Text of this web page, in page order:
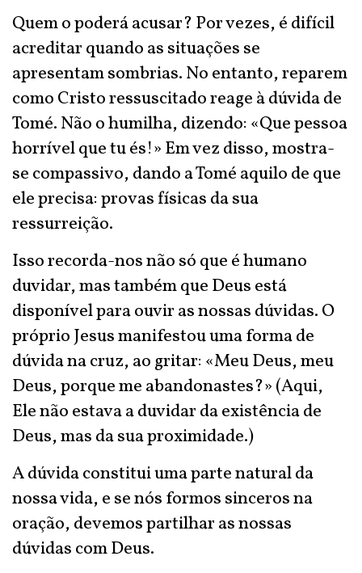
Quem o poderá acusar? Por vezes, é difícil
acreditar quando as situações se
apresentam sombrias. No entanto, reparem
como Cristo ressuscitado reage à dúvida de
Tomé. Não o humilha, dizendo: «Que pessoa
horrível que tu és!» Em vez disso, mostra-
se compassivo, dando a Tomé aquilo de que
ele precisa: provas físicas da sua
ressurreição.
Isso recorda-nos não só que é humano
duvidar, mas também que Deus está
disponível para ouvir as nossas dúvidas. O
próprio Jesus manifestou uma forma de
dúvida na cruz, ao gritar: «Meu Deus, meu
Deus, porque me abandonastes?» (Aqui,
Ele não estava a duvidar da existência de
Deus, mas da sua proximidade.)
A dúvida constitui uma parte natural da
nossa vida, e se nós formos sinceros na
oração, devemos partilhar as nossas
dúvidas com Deus.